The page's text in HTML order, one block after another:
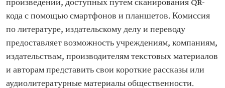
произведений, доступных путем сканирования QR-
кода с помощью смартфонов и планшетов. Комиссия
по литературе, издательскому делу и переводу
предоставляет возможность учреждениям, компаниям,
издательствам, производителям текстовых материалов
и авторам представить свои короткие рассказы или
аудиолитературные материалы общественности.